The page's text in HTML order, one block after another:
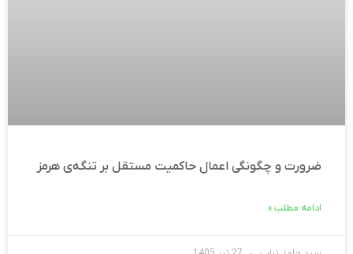
ضرورت و چگونگی اعمال حاکمیت مستقل بر تنگه‌ی هرمز
ادامه مطلب »